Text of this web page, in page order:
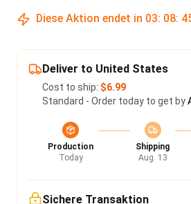
Diese Aktion endet in 03: 08:
Deliver to United States
Cost to ship: $6.99
Standard - Order today to get by
Production
Today
Shipping
Aug. 13
Sichere Transaktion